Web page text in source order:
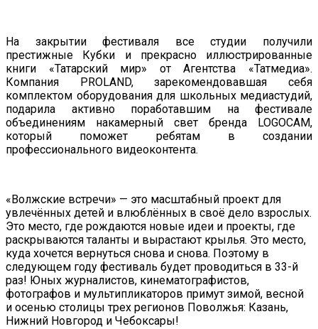
На закрытии фестиваля все студии получили
престижные Кубки и прекрасно иллюстрированные
книги «Татарский мир» от Агентства «Татмедиа».
Компания PROLAND, зарекомендовавшая себя
комплектом оборудования для школьных медиастудий,
подарила активно поработавшим на фестивале
объединениям накамерный свет бренда LOGOCAM,
который поможет ребятам в создании
профессионального видеоконтента.
«Волжские встречи» — это масштабный проект для
увлечённых детей и влюблённых в своё дело взрослых.
Это место, где рождаются новые идеи и проекты, где
раскрываются таланты и вырастают крылья. Это место,
куда хочется вернуться снова и снова. Поэтому в
следующем году фестиваль будет проводиться в 33-й
раз! Юных журналистов, кинематографистов,
фотографов и мультипликаторов примут зимой, весной
и осенью столицы трех регионов Поволжья: Казань,
Нижний Новгород и Чебоксары!